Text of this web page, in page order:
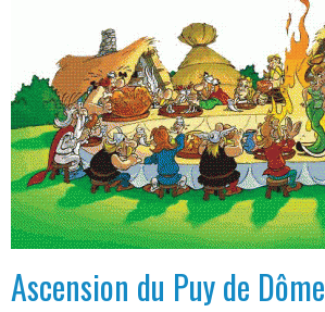
Ascension du Puy de Dôme